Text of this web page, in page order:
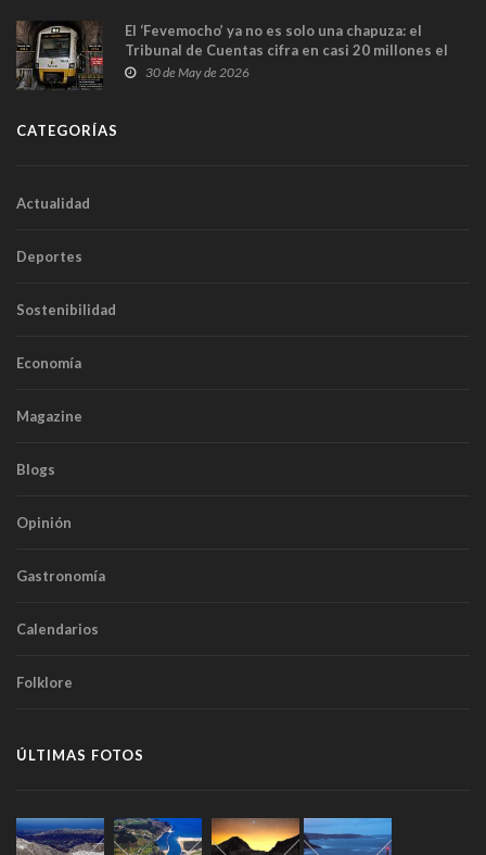
El ‘Fevemocho’ ya no es solo una chapuza: el
Tribunal de Cuentas cifra en casi 20 millones el
sobrecoste de los trenes que no cabían por los
30 de May de 2026
CATEGORÍAS
Actualidad
Deportes
Sostenibilidad
Economía
Magazine
Blogs
Opinión
Gastronomía
Calendarios
Folklore
ÚLTIMAS FOTOS